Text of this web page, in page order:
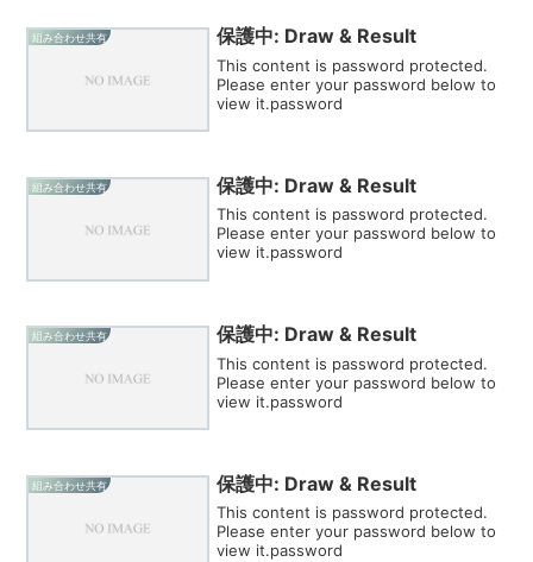
組み合わせ共有 保護中: Draw & Result
This content is password protected.
Please enter your password below to
view it.password
組み合わせ共有 保護中: Draw & Result
This content is password protected.
Please enter your password below to
view it.password
組み合わせ共有 保護中: Draw & Result
This content is password protected.
Please enter your password below to
view it.password
組み合わせ共有 保護中: Draw & Result
This content is password protected.
Please enter your password below to
view it.password